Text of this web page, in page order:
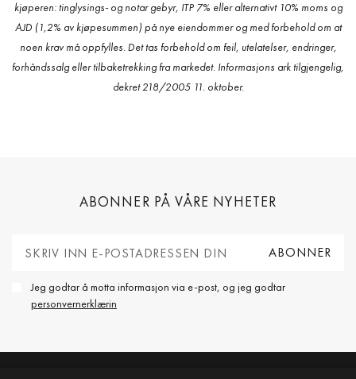
kjøperen: tinglysings- og notar gebyr, ITP 7% eller alternativt 10% moms og
AJD (1,2% av kjøpesummen) på nye eiendommer og med forbehold om at
noen krav må oppfylles. Det tas forbehold om feil, utelatelser, endringer,
forhåndssalg eller tilbaketrekking fra markedet. Informasjons ark tilgjengelig,
dekret 218/2005 11. oktober.
ABONNER PÅ VÅRE NYHETER
Jeg godtar å motta informasjon via e-post, og jeg godtar
personvernerklærin